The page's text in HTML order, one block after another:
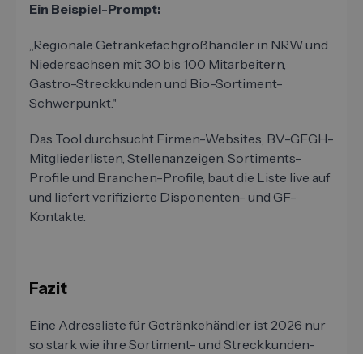
Ein Beispiel-Prompt:
„Regionale Getränkefachgroßhändler in NRW und
Niedersachsen mit 30 bis 100 Mitarbeitern,
Gastro-Streckkunden und Bio-Sortiment-
Schwerpunkt."
Das Tool durchsucht Firmen-Websites, BV-GFGH-
Mitgliederlisten, Stellenanzeigen, Sortiments-
Profile und Branchen-Profile, baut die Liste live auf
und liefert verifizierte Disponenten- und GF-
Kontakte.
Fazit
Eine Adressliste für Getränkehändler ist 2026 nur
so stark wie ihre Sortiment- und Streckkunden-